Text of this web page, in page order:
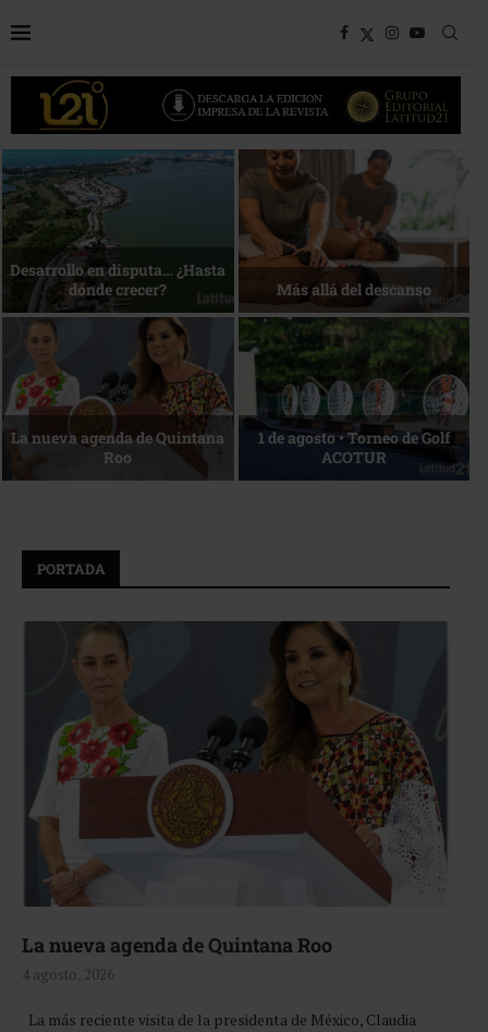
Bottega, un viaje servido a la
mesa
Energía que Impulsa la
competitividad
Reconocimiento de viajeros La esencia del servicio
PORTADA
La nueva agenda de Quintana Roo
4 agosto, 2026
La más reciente visita de la presidenta de México, Claudia